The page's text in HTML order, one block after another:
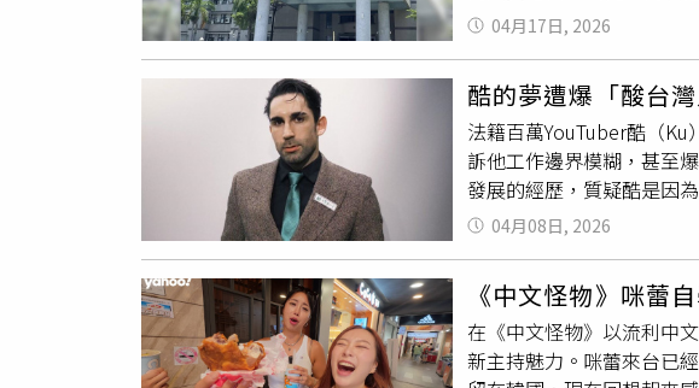
路。（圖／民眾提供）「
打就打、想罵就罵」，讓
繼續蔓延。記者致電蔡咏
者同樣傳訊息至蔡咏鍀粉
問題，而廟方近日有發表
及廟務運作，呼籲各界以
盛事之本意。雲林縣警察
受理後，即報請臺灣雲林
閱並勘驗相關筆錄及錄音
強調，有關民眾反映蔡晉
情事，警方均已主動蒐整
場明確，凡涉及不法，均
現任北港鎮民代表會主席
具。蔡晉財行徑囂張，曾
表示，蔡晉財在北港一
杆上，再用沖天炮朝被害
「雲林高譚市」。蔡晉財
擄走3人，將其強押到招
幾乎無法可管。為何蔡晉
人報案，往往也會被當地
「皇太子」，也讓蔡晉財
辦公室人員稱對廟務並不
員表示，目前總幹事等人
間，相關情形屬民間個別
題或片段引導而過度渲染
遭要求不得提及特定人士
「出面處理」，未料徵信
、身敗名裂」。
違約金條款；不過事後洪
案經高雄地院審理，洪女
證稱，當天妻子帶來的黑
官審酌現場狀況，認為多
律效力。不過判決書也指
愛，面對包男兒子質疑，
04月17日, 2026
酷的夢遭爆「酸台
法籍百萬YouTuber酷（
訴他工作邊界模糊，甚至
發展的經歷，質疑酷是因
調，其實自己不是壞人，
dream）有網友在
內容後，流量才一飛沖天
才決定轉向。也有台灣網
國』這套」、「其實韓國
都尚未發出相關說明，討
04月08日, 2026
《中文怪物》咪蕾
在《中文怪物》以流利中
新主持魅力。咪蕾來台已